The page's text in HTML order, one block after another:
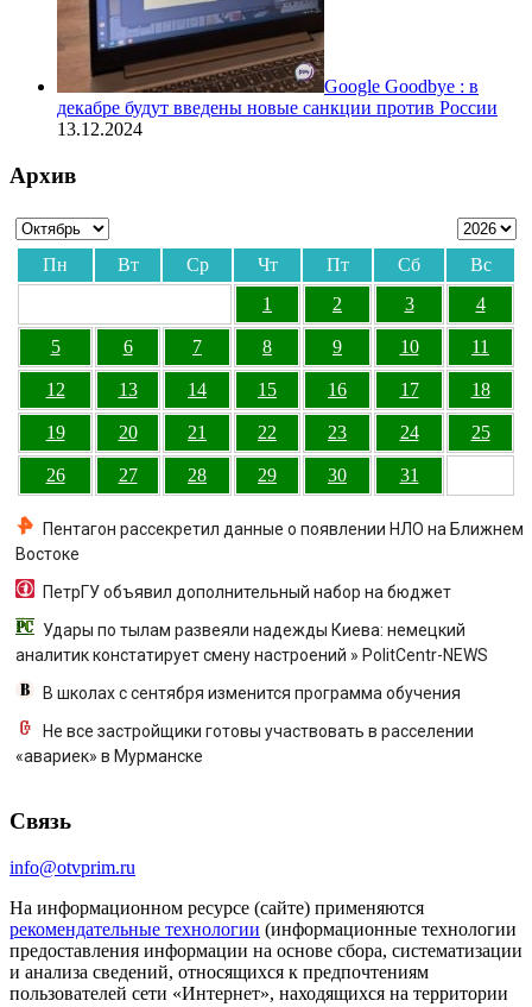
Google Goodbye : в
декабре будут введены новые санкции против России
13.12.2024
Архив
Пн Вт Ср Чт Пт Сб
Вс
1
2 3 4
5 6 7 8 9 10 11
12 13 14 15 16 17 18
19 20 21 22 23 24 25
26 27 28 29 30 31
Пентагон рассекретил данные о появлении НЛО на Ближнем
Востоке
ПетрГУ объявил дополнительный набор на бюджет
Удары по тылам развеяли надежды Киева: немецкий
аналитик констатирует смену настроений » PolitCentr-NEWS
В школах с сентября изменится программа обучения
Не все застройщики готовы участвовать в расселении
«авариек» в Мурманске
Связь
info@otvprim.ru
На информационном ресурсе (сайте) применяются
рекомендательные технологии (информационные технологии
предоставления информации на основе сбора, систематизации
и анализа сведений, относящихся к предпочтениям
пользователей сети «Интернет», находящихся на территории